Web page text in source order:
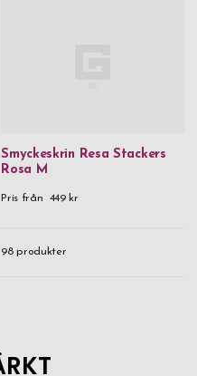
Smyckeskrin Resa Stackers
Rosa M
Pris från 449 kr
98produkter